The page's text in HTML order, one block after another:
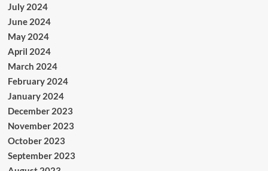
July 2024
June 2024
May 2024
April 2024
March 2024
February 2024
January 2024
December 2023
November 2023
October 2023
September 2023